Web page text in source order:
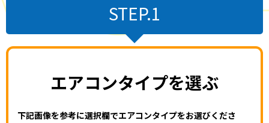
STEP.1
エアコンタイプを選ぶ
下記画像を参考に選択欄でエアコンタイプをお選びくださ